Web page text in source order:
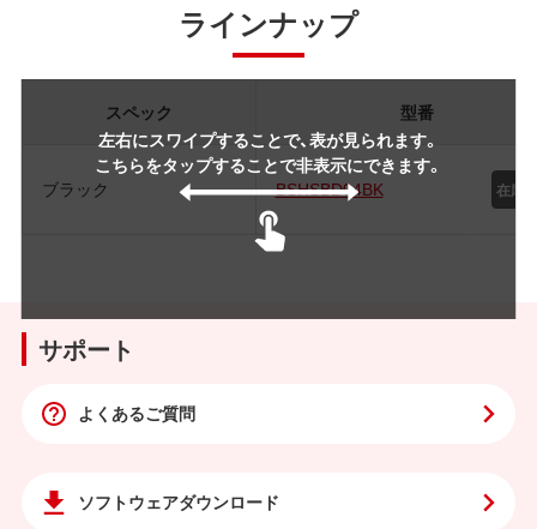
ラインナップ
左右にスワイプすることで、表が見られます。
こちらをタップすることで非表示にできます。
スペック 型番
ブラック BSHSBD04BK
サポート
よくあるご質問
ソフトウェアダウンロード